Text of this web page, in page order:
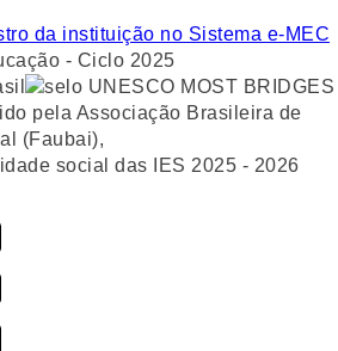
da instituição no Sistema e-MEC